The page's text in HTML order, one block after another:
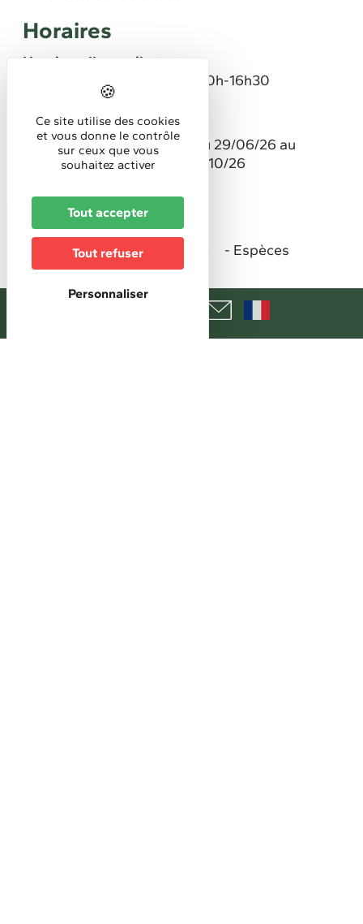
Horaires
Horaires d'accueil
Mercredi,Jeudi,Dimanche: 10h-16h30
Vendredi,Samedi: 10h-22h
Congés/fermeture annuels
du 27/04/26 au 03/05/26 du 29/06/26 au
05/07/26 du 12/10/26 au 18/10/26
Tarifs
Moyen de paiement
Carte bancaire
Espèces
Ce site utilise des cookies
et vous donne le contrôle
sur ceux que vous
souhaitez activer
Tout accepter
Tout refuser
Personnaliser